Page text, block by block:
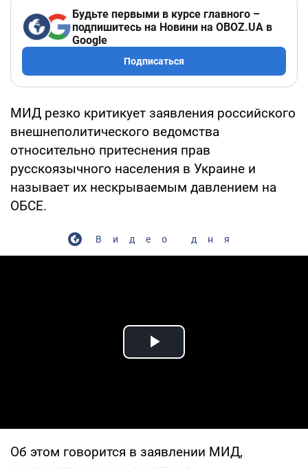
Будьте первыми в курсе главного –
подпишитесь на Новини на OBOZ.UA в
Google
Подписаться
МИД резко критикует заявления российского
внешнеполитического ведомства
относительно притеснения прав
русскоязычного населения в Украине и
называет их нескрываемым давлением на
ОБСЕ.
Видео дня
Play Video
Об этом говорится в заявлении МИД,